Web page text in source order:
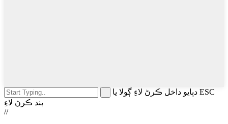
دٻايو داخل ڪرڻ لاءِ ڳولا يا ESC
بند ڪرڻ لاءِ
//